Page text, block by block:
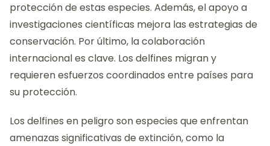
protección de estas especies. Además, el apoyo a
investigaciones científicas mejora las estrategias de
conservación. Por último, la colaboración
internacional es clave. Los delfines migran y
requieren esfuerzos coordinados entre países para
su protección.
Los delfines en peligro son especies que enfrentan
amenazas significativas de extinción, como la